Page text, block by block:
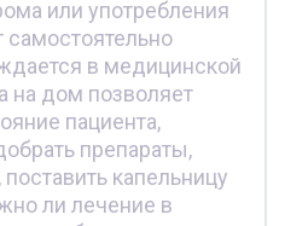
или употребления
в медицинской
на дом позволяет
пациента,
препараты,
капельницу
ли лечение в